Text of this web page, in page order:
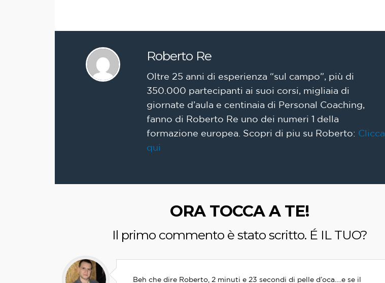
Roberto Re
Oltre 25 anni di esperienza “sul campo”, più di
350.000 partecipanti ai suoi corsi, migliaia di
giornate d’aula e centinaia di Personal Coaching,
fanno di Roberto Re uno dei numeri 1 della
formazione europea. Scopri di piu su Roberto: Clicca
qui
ORA TOCCA A TE!
Il primo commento è stato scritto. É IL TUO?
Beh che dire Roberto, 2 minuti e 23 secondi di pelle d’oca….e se il